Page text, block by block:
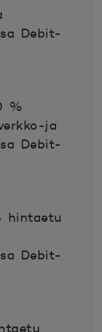
Debit-
%
ja
Debit-
hintaetu
Debit-